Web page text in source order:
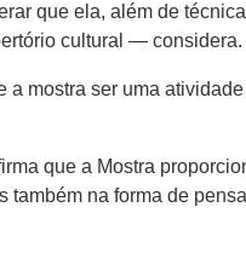
que ela, além de
cultural — considera.
mostra ser uma
que a Mostra
na forma de